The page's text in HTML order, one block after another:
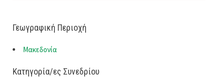
Γεωγραφική Περιοχή
Μακεδονία
Κατηγορία/ες Συνεδρίου